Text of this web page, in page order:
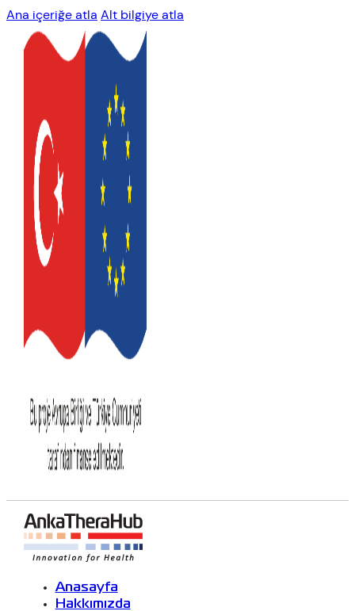
Ana içeriğe atla Alt bilgiye atla
Anasayfa
Hakkımızda